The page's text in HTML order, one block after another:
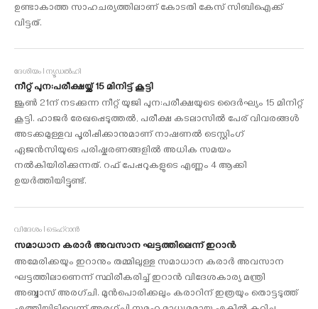
ഉണ്ടാകാത്ത സാഹചര്യത്തിലാണ് കോടതി കേസ് സിബിഐക്ക്
വിട്ടത്.
ദേശീയം I ന്യൂഡൽഹി
നീറ്റ് പുന:പരീക്ഷയ്ക്ക് 15 മിനിട്ട് കൂട്ടി
ജൂൺ 21ന് നടക്കുന്ന നീറ്റ് യുജി പുന:പരീക്ഷയുടെ ദൈർഘ്യം 15 മിനിറ്റ്
കൂട്ടി. ഹാജർ രേഖപ്പെടുത്തൽ, പരീക്ഷ കടലാസിൽ പേര് വിവരങ്ങൾ
അടക്കമുള്ളവ പൂരിപ്പിക്കാനുമാണ് നാഷണൽ ടെസ്റ്റിംഗ്
ഏജൻസിയുടെ പരിഷ്കരണങ്ങളിൽ അധിക സമയം
നൽകിയിരിക്കുന്നത്. റഫ് പേപ്പറുകളുടെ എണ്ണം 4 ആക്കി
ഉയര്‍ത്തിയിട്ടുണ്ട്.
വിദേശം l ടെഹ്റാൻ
സമാധാന കരാര്‍ അവസാന ഘട്ടത്തിലെന്ന് ഇറാൻ
അമേരിക്കയും ഇറാനും തമ്മിലുള്ള സമാധാന കരാര്‍ അവസാന
ഘട്ടത്തിലാണെന്ന് സ്ഥിരീകരിച്ച് ഇറാന്‍ വിദേശകാര്യ മന്ത്രി
അബ്ബാസ് അരഗ്ചി. മുന്‍പൊരിക്കലും കരാറിന് ഇത്രയും തൊട്ടടുത്ത്